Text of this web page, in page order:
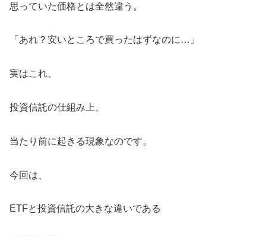
思っていた価格とは全然違う。
「あれ？安いところで買ったはずなのに…」
実はこれ、
投資信託の仕組み上、
当たり前に起きる現象なのです。
今回は、
ETFと投資信託の大きな違いである